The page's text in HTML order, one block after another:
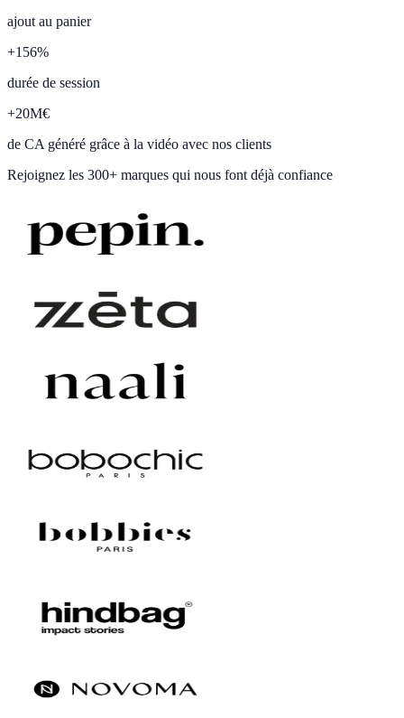
ajout au panier
+156%
durée de session
+20M€
de CA généré grâce à la vidéo avec nos clients
Rejoignez les 300+ marques qui nous font déjà confiance